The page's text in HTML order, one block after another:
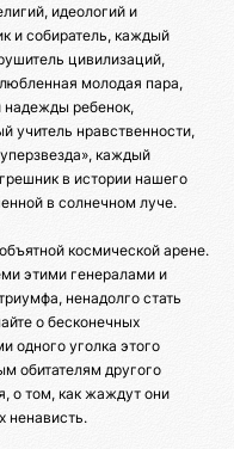
идеологий и
и собиратель, каждый
цивилизаций,
молодая пара,
ребенок,
учитель нравственности,
каждый
в истории нашего
в солнечном луче.
космической арене.
этими генералами и
ненадолго стать
о бесконечных
одного уголка этого
обитателям другого
о том, как жаждут они
ненависть.